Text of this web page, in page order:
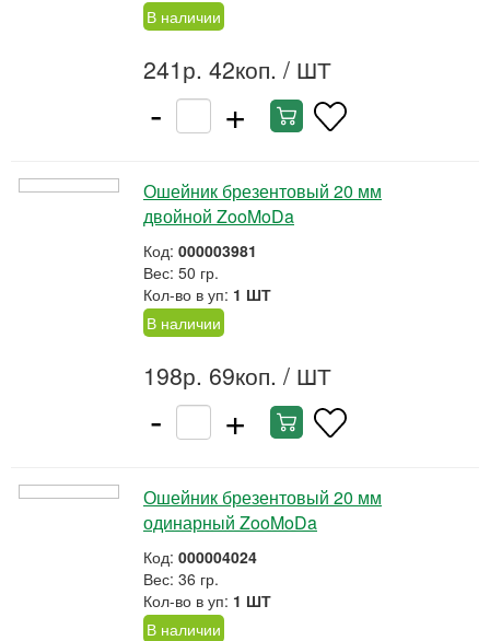
В наличии
241р. 42коп. / ШТ
- +
Ошейник брезентовый 20 мм
двойной ZooMoDa
Код: 000003981
Вес: 50 гр.
Кол-во в уп: 1 ШТ
В наличии
198р. 69коп. / ШТ
- +
Ошейник брезентовый 20 мм
одинарный ZooMoDa
Код: 000004024
Вес: 36 гр.
Кол-во в уп: 1 ШТ
В наличии